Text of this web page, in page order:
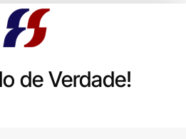
de Verdade!